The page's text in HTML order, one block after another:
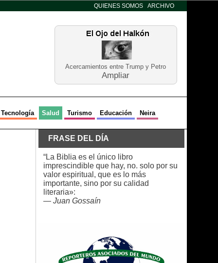
QUIENES SOMOS ARCHIVO
Acercamientos entre Trump y Petro
Ampliar
Tecnología Salud Turismo Educación Neira
FRASE DEL DÍA
“La Biblia es el único libro
imprescindible que hay, no. solo por su
valor espiritual, que es lo más
importante, sino por su calidad
literaria»:
— Juan Gossaín